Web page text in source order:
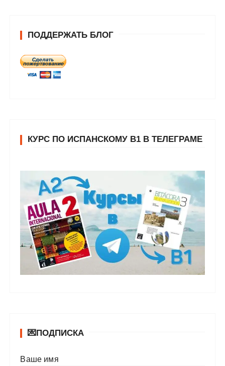
ПОДДЕРЖАТЬ БЛОГ
КУРС ПО ИСПАНСКОМУ В1 В ТЕЛЕГРАМЕ
💌ПОДПИСКА
Ваше имя